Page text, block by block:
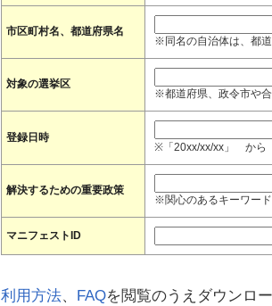
市区町村名、都道府県名
※同名の自治体は、都道
対象の選挙区
※都道府県、政令市や
登録日時
※「20xx/xx/xx」 から
解決するための重要政策
※関心のあるキーワード
マニフェストID
利用方法、 FAQを閲覧のうえダウンロ